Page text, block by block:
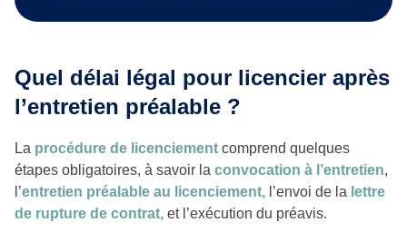
Quel délai légal pour licencier après
l’entretien préalable ?
La procédure de licenciement comprend quelques
étapes obligatoires, à savoir la convocation à l’entretien,
l’entretien préalable au licenciement, l’envoi de la lettre
de rupture de contrat, et l’exécution du préavis.